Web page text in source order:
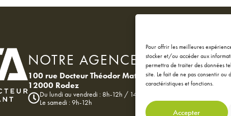
Pour offrir les meilleures
stocker et/ou accéder aux
permettra de traiter des données
site. Le fait de ne pas consentir
caractéristiques et fonctions.
Accepter
NOTRE AGENCE
100 rue Docteur Théodor Mathieu
12000 Rodez
Du lundi au vendredi : 8h-12h / 14h-18h
Le samedi : 9h-12h